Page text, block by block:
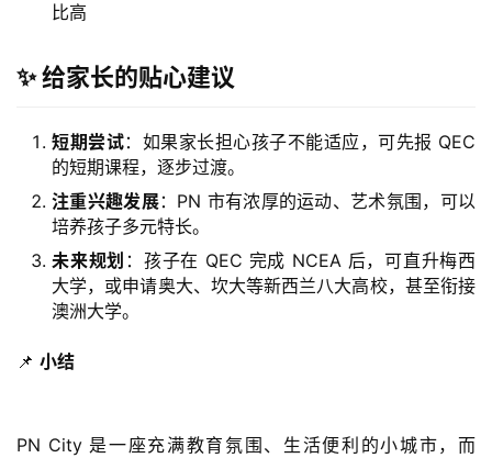
联
我
技
比高
✨ 给家长的贴心建议
短期尝试：如果家长担心孩子不能适应，可先报 QEC
的短期课程，逐步过渡。
注重兴趣发展：PN 市有浓厚的运动、艺术氛围，可以
培养孩子多元特长。
未来规划 ：孩子在 QEC 完成 NCEA 后，可直升梅西
大学，或申请奥大、坎大等新西兰八大高校，甚至衔接
澳洲大学。
📌 小结
PN City 是一座充满教育氛围、生活便利的小城市，而